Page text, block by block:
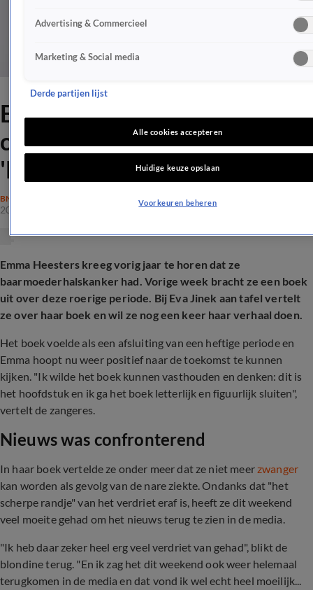
Emma Heesters open over
confronterend weekend:
'Moeilijk'
BN'ERS
20 nov 2025, 20:08
Emma Heesters kreeg vorig jaar te horen dat ze
baarmoederhalskanker had. Vorige week bracht ze een boek
uit over deze roerige periode. Bij Eva Jinek aan tafel vertelt
ze over haar boek en wil ze nog een keer haar verhaal doen.
Het boek voelde als een afsluiting van een heftige periode en
Emma hoopt nu weer positief naar de toekomst te kunnen
kijken. "Ik wilde het boek kunnen vasthouden en denken: dit is
het hoofdstuk en ik ga het boek letterlijk en figuurlijk sluiten",
vertelt de zangeres.
Nieuws was confronterend
In haar boek vertelde ze onder meer dat ze niet meerzwanger
kan worden als gevolg van de nare ziekte. Ondanks dat "het
scherpe randje" van het verdriet eraf is, heeft ze dit weekend
veel moeite gehad om het nieuws terug te zien in de media.
"Ik heb daar zeker heel erg veel verdriet van gehad", blikt de
blondine terug. "En ik zag het dit weekend ook weer helemaal
terugkomen in de media en dat vond ik wel echt heel moeilijk...
Advertising & Commercieel
Marketing & Social media
Derde partijen lijst
Alle cookies accepteren
Huidige keuze opslaan
Voorkeuren beheren